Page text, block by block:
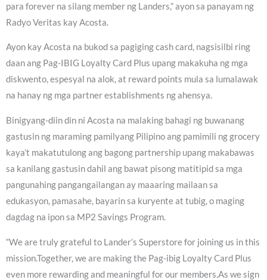
para forever na silang member ng Landers,” ayon sa panayam ng
Radyo Veritas kay Acosta.
Ayon kay Acosta na bukod sa pagiging cash card, nagsisilbi ring
daan ang Pag-IBIG Loyalty Card Plus upang makakuha ng mga
diskwento, espesyal na alok, at reward points mula sa lumalawak
na hanay ng mga partner establishments ng ahensya.
Binigyang-diin din ni Acosta na malaking bahagi ng buwanang
gastusin ng maraming pamilyang Pilipino ang pamimili ng grocery
kaya’t makatutulong ang bagong partnership upang makabawas
sa kanilang gastusin dahil ang bawat pisong matitipid sa mga
pangunahing pangangailangan ay maaaring mailaan sa
edukasyon, pamasahe, bayarin sa kuryente at tubig, o maging
dagdag na ipon sa MP2 Savings Program.
“We are truly grateful to Lander’s Superstore for joining us in this
mission.Together, we are making the Pag-ibig Loyalty Card Plus
even more rewarding and meaningful for our members.As we sign